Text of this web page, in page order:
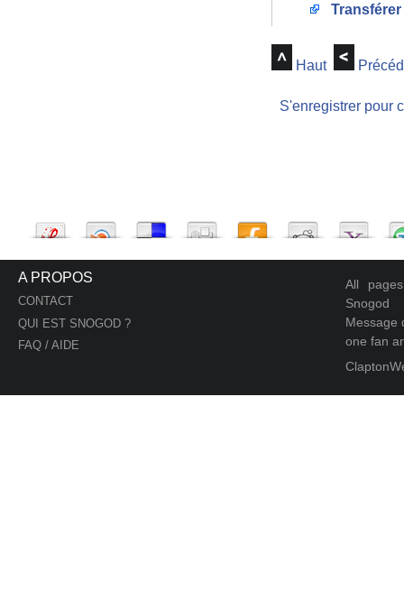
Transférer
Haut
S'enregistrer pour
A PROPOS
CONTACT
QUI EST SNOGOD ?
FAQ / AIDE
All
Snogod
Message
one fan